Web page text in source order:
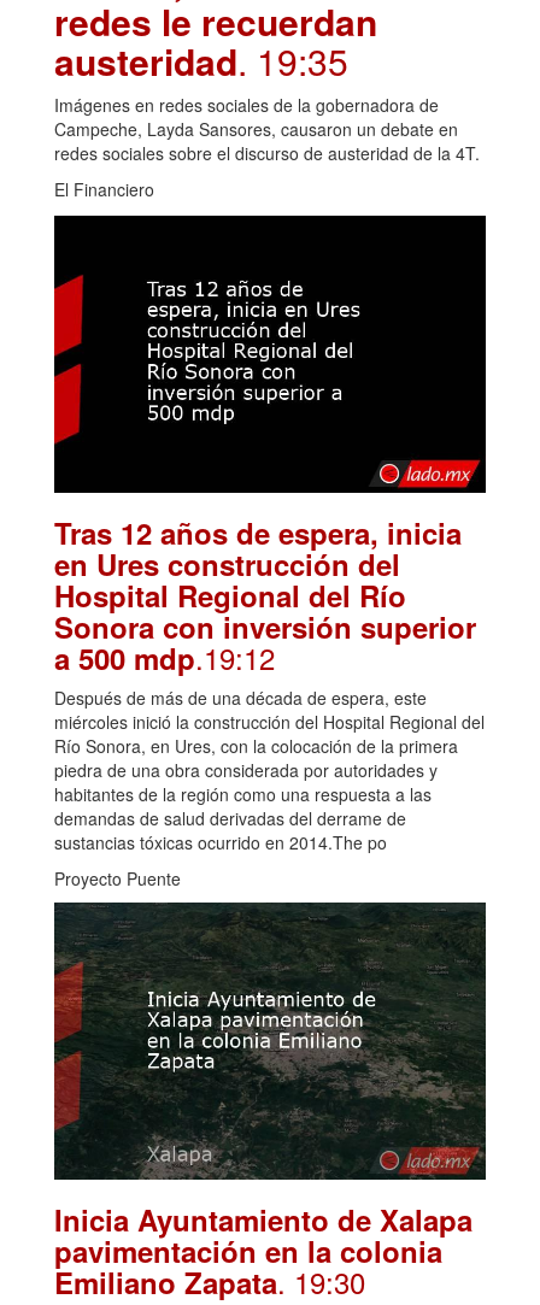
redes le recuerdan
austeridad. 19:35
Imágenes en redes sociales de la gobernadora de
Campeche, Layda Sansores, causaron un debate en
redes sociales sobre el discurso de austeridad de la 4T.
El Financiero
Tras 12 años de espera, inicia
en Ures construcción del
Hospital Regional del Río
Sonora con inversión superior
a 500 mdp.19:12
Después de más de una década de espera, este
miércoles inició la construcción del Hospital Regional del
Río Sonora, en Ures, con la colocación de la primera
piedra de una obra considerada por autoridades y
habitantes de la región como una respuesta a las
demandas de salud derivadas del derrame de
sustancias tóxicas ocurrido en 2014.The po
Proyecto Puente
Inicia Ayuntamiento de Xalapa
pavimentación en la colonia
Emiliano Zapata. 19:30